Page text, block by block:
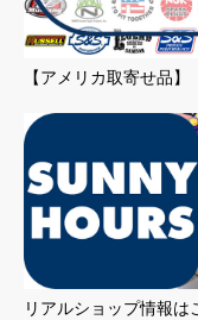
【アメリカ取寄せ品
リアルショップ情報